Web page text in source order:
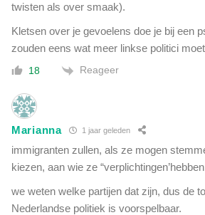
twisten als over smaak).
Kletsen over je gevoelens doe je bij een
zouden eens wat meer linkse politici
18 Reageer
Marianna 1 jaar geleden
immigranten zullen, als ze mogen
kiezen, aan wie ze
we weten welke partijen dat zijn, dus de
Nederlandse politiek is voorspelbaar.